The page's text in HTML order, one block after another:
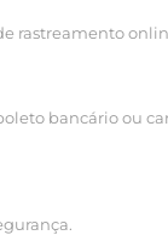
rastreamento
bancário ou